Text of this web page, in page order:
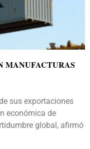
MANUFACTURAS
sus exportaciones
económica de
global, afirmó